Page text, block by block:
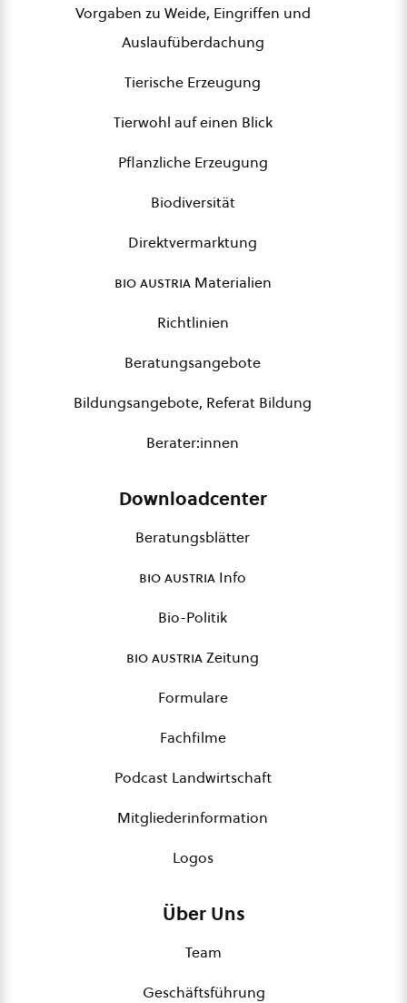
Vorgaben zu Weide, Eingriffen und
Auslaufüberdachung
Tierische Erzeugung
Tierwohl auf einen Blick
Pflanzliche Erzeugung
Biodiversität
Direktvermarktung
bio austriaMaterialien
Richtlinien
Beratungsangebote
Bildungsangebote, Referat Bildung
Berater:innen
Downloadcenter
Beratungsblätter
bio austria Info
Bio-Politik
bio austriaZeitung
Formulare
Fachfilme
Podcast Landwirtschaft
Mitgliederinformation
Logos
Über Uns
Team
Geschäftsführung